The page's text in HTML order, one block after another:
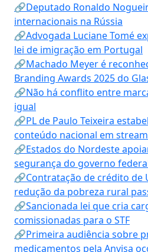
🔗Deputado Ronaldo
internacionais na Rússia
🔗Advogada Luciane Tomé
lei de imigração em Portugal
🔗Machado Meyer é
Branding Awards 2025 do
🔗Não há conflito entre
igual
🔗PL de Paulo Teixeira
conteúdo nacional em
🔗Estados do Nordeste
segurança do governo
🔗Contratação de crédito de
redução da pobreza rural
🔗Sancionada lei que cria
comissionadas para o STF
🔗Primeira audiência sobre
medicamentos pela Anvisa